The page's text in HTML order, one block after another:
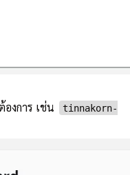
งการ เช่น
tinnakorn-